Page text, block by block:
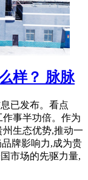
样？ 脉脉
已发布。看点
事半功倍。作为
生态优势,推动一
牌影响力,成为贵
市场的先驱力量,